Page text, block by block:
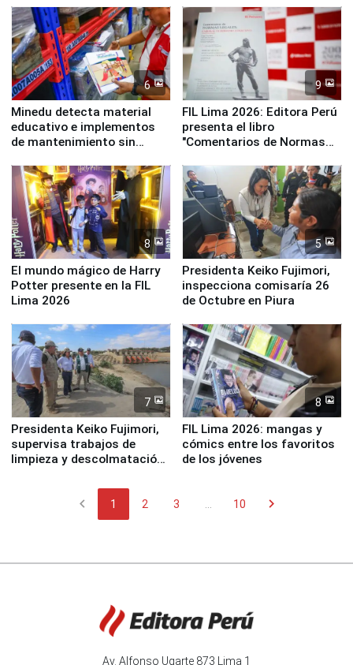
Panamericanos Lima 2027
6
Minedu detecta material
educativo e implementos
de mantenimiento sin
la UGEL 2
9
FIL Lima 2026: Editora Perú
presenta el libro
"Comentarios de Normas
Derecho Colectivo"
8
El mundo mágico de Harry
Potter presente en la FIL
Lima 2026
5
Presidenta Keiko Fujimori,
inspecciona comisaría 26
de Octubre en Piura
7
Presidenta Keiko Fujimori,
supervisa trabajos de
limpieza y descolmatación
8
FIL Lima 2026: mangas y
cómics entre los favoritos
de los jóvenes
chevron_left 1 2 3 10 chevron_right
Av. Alfonso Ugarte 873 Lima 1